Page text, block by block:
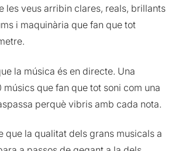
les veus arribin clares, reals, brillants
i maquinària que fan que tot
la música és en directe. Una
que fan que tot soni com una
perquè vibris amb cada nota.
que la qualitat dels grans musicals a